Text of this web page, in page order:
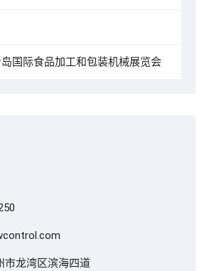
国际食品加工和包装机械展览会
市龙湾区滨海四道